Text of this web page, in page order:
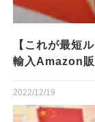
【これが最短
輸入Amazon
2022/12/19